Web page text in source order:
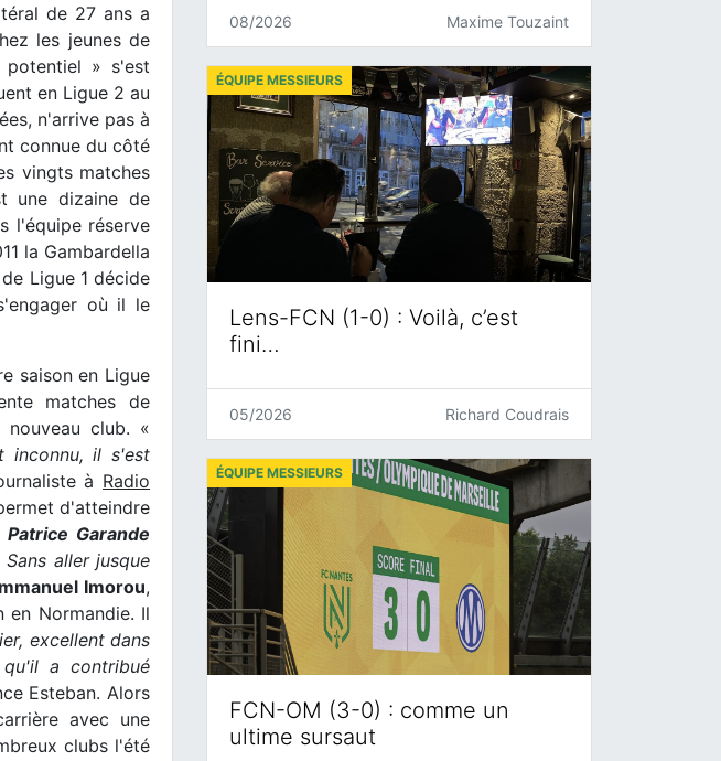
de 27 ans a
les jeunes de
» s'est
en Ligue 2 au
n'arrive pas à
connue du côté
vingts matches
une dizaine de
l'équipe réserve
la Gambardella
Ligue 1 décide
où il le
saison en Ligue
matches de
club. «
inconnu, il s'est
à Radio
d'atteindre
Patrice Garande
aller jusque
Imorou,
Normandie. Il
excellent dans
a contribué
Esteban. Alors
avec une
clubs l'été
08/2026 Maxime Touzaint
Lens-FCN (1-0) : Voilà, c’est
fini…
ÉQUIPE MESSIEURS
05/2026 Richard Coudrais
FCN-OM (3-0) : comme un
ultime sursaut
ÉQUIPE MESSIEURS